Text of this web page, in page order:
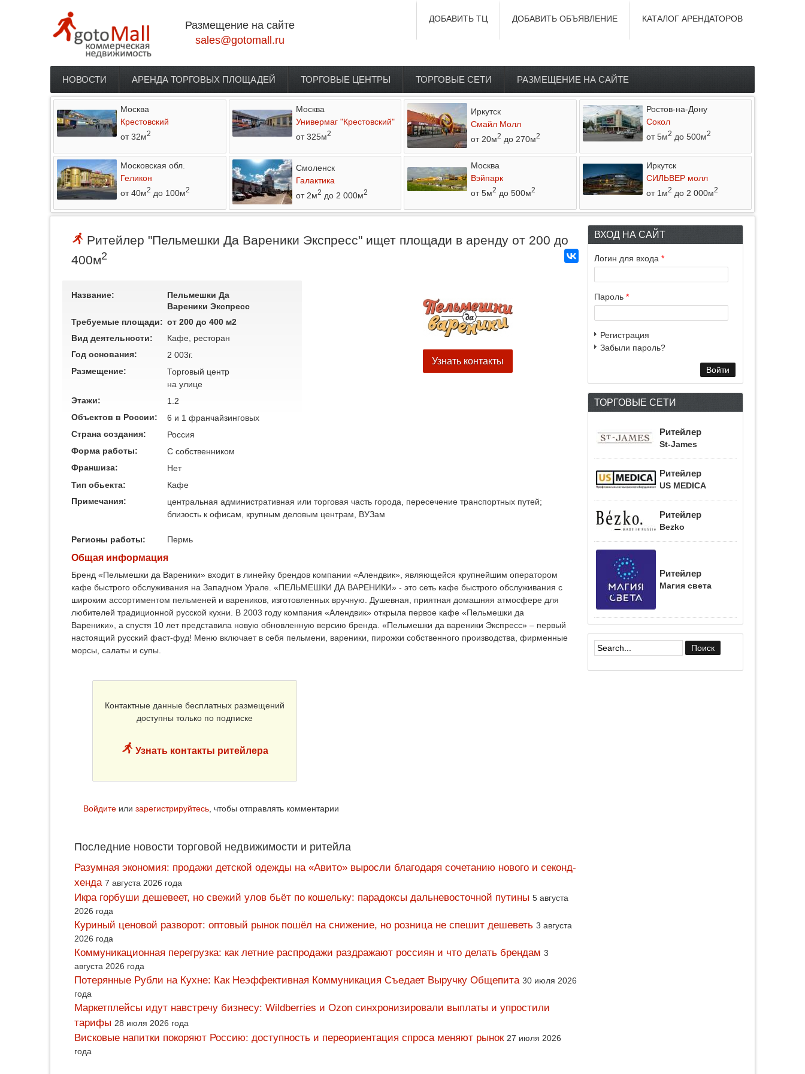
Размещение на сайте
sales@gotomall.ru
КАТАЛОГ АРЕНДАТОРОВ
ДОБАВИТЬ ОБЪЯВЛЕНИЕ
ДОБАВИТЬ ТЦ
Главное меню
НОВОСТИ АРЕНДА ТОРГОВЫХ ПЛОЩАДЕЙ ТОРГОВЫЕ ЦЕНТРЫ ТОРГОВЫЕ СЕТИ РАЗМЕЩЕНИЕ НА САЙТЕ
Москва
Крестовский
от 32м2
Москва
Универмаг "Крестовский"
от 325м2
Иркутск
Смайл Молл
от 20м2 до 270м2
Ростов-на-Дону
Сокол
от 5м2 до 500м2
Московская обл.
Геликон
от 40м2 до 100м2
Смоленск
Галактика
от 2м2 до 2 000м2
Москва
Вэйпарк
от 5м2 до 500м2
Иркутск
СИЛЬВЕР молл
от 1м2 до 2 000м2
Ритейлер "Пельмешки Да Вареники Экспресс" ищет площади в аренду от 200 до
400м2
Название:
Пельмешки Да
Вареники Экспресс
Требуемые площади: от 200 до 400 м2
Вид деятельности:
Кафе, ресторан
Год основания:
2 003г.
Размещение:
Торговый центр
на улице
Этажи:
1.2
Узнать контакты
Объектов в России:
6 и 1 франчайзинговых
Страна создания:
Россия
Форма работы:
C собственником
Франшиза:
Нет
Тип обьекта:
Кафе
Примечания:
центральная административная или торговая часть города, пересечение транспортных путей;
близость к офисам, крупным деловым центрам, ВУЗам
Регионы работы: Пермь
Общая информация
Бренд «Пельмешки да Вареники» входит в линейку брендов компании «Алендвик», являющейся крупнейшим оператором
кафе быстрого обслуживания на Западном Урале. «ПЕЛЬМЕШКИ ДА ВАРЕНИКИ» - это сеть кафе быстрого обслуживания с
широким ассортиментом пельменей и вареников, изготовленных вручную. Душевная, приятная домашняя атмосфере для
любителей традиционной русской кухни. В 2003 году компания «Алендвик» открыла первое кафе «Пельмешки да
Вареники», а спустя 10 лет представила новую обновленную версию бренда. «Пельмешки да вареники Экспресс» – первый
настоящий русский фаст-фуд! Меню включает в себя пельмени, вареники, пирожки собственного производства, фирменные
морсы, салаты и супы.
Контактные данные бесплатных размещений
доступны только по подписке
Узнать контакты ритейлера
Войдите или зарегистрируйтесь, чтобы отправлять комментарии
Последние новости торговой недвижимости и ритейла
Разумная экономия: продажи детской одежды на «Авито» выросли благодаря сочетанию нового и секонд-
хенда 7 августа 2026 года
Икра горбуши дешевеет, но свежий улов бьёт по кошельку: парадоксы дальневосточной путины 5 августа
2026 года
Куриный ценовой разворот: оптовый рынок пошёл на снижение, но розница не спешит дешеветь 3 августа
2026 года
Коммуникационная перегрузка: как летние распродажи раздражают россиян и что делать брендам 3
августа 2026 года
Потерянные Рубли на Кухне: Как Неэффективная Коммуникация Съедает Выручку Общепита 30 июля 2026
года
Маркетплейсы идут навстречу бизнесу: Wildberries и Ozon синхронизировали выплаты и упростили
тарифы 28 июля 2026 года
Висковые напитки покоряют Россию: доступность и переориентация спроса меняют рынок 27 июля 2026
года
ВХОД НА САЙТ
Логин для входа *
Пароль *
Регистрация
Забыли пароль?
ТОРГОВЫЕ СЕТИ
Ритейлер
St-James
Ритейлер
US MEDICA
Ритейлер
Bezko
Ритейлер
Магия света
Форма поиска